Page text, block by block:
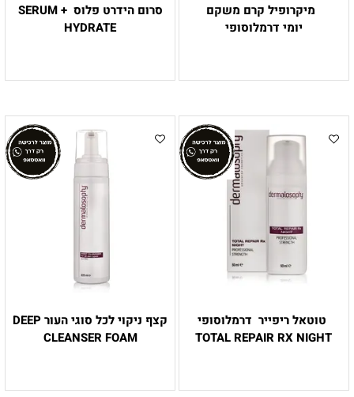
מיקרופיל קרם משקם
יומי דרמלוסופי
סרום הידרט פלוס + SERUM
HYDRATE
טוטאל ריפייר דרמלוסופי
TOTAL REPAIR RX NIGHT
קצף ניקוי לכל סוגי העור DEEP
CLEANSER FOAM